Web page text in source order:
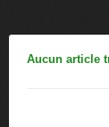
Aucun article